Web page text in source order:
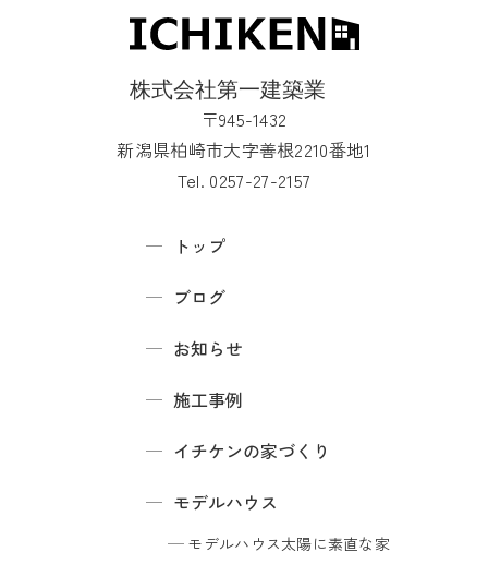
〒945-1432
新潟県柏崎市大字善根2210番地1
Tel. 0257-27-2157
トップ
ブログ
お知らせ
施工事例
イチケンの家づくり
モデルハウス
モデルハウス太陽に素直な家